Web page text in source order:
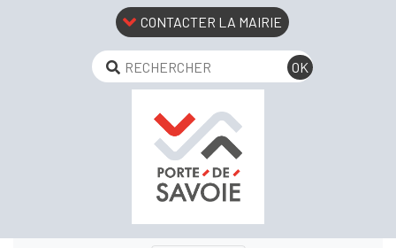
CONTACTER LA MAIRIE